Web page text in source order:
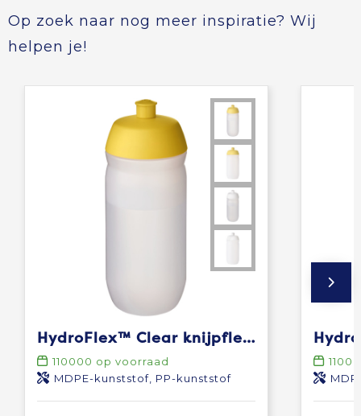
Op zoek naar nog meer inspiratie? Wij
helpen je!
HydroFlex™ Clear knijpfles van 500 ml
110000 op voorraad
MDPE-kunststof, PP-kunststof